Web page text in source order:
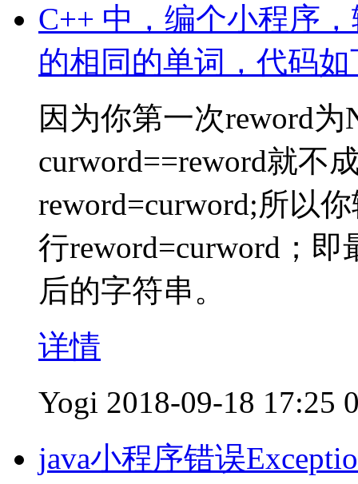
C++ 中，编个小程序
的相同的单词，代码
因为你第一次reword
curword==reword就不
reword=curword;所以
行reword=curword；
后的字符串。
详情
Yogi 2018-09-18 17:25
java小程序错误